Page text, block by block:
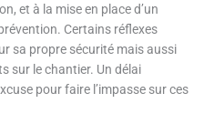
et à la mise en place d’un
Certains réflexes
sa propre sécurité mais aussi
sur le chantier. Un délai
pour faire l’impasse sur ces